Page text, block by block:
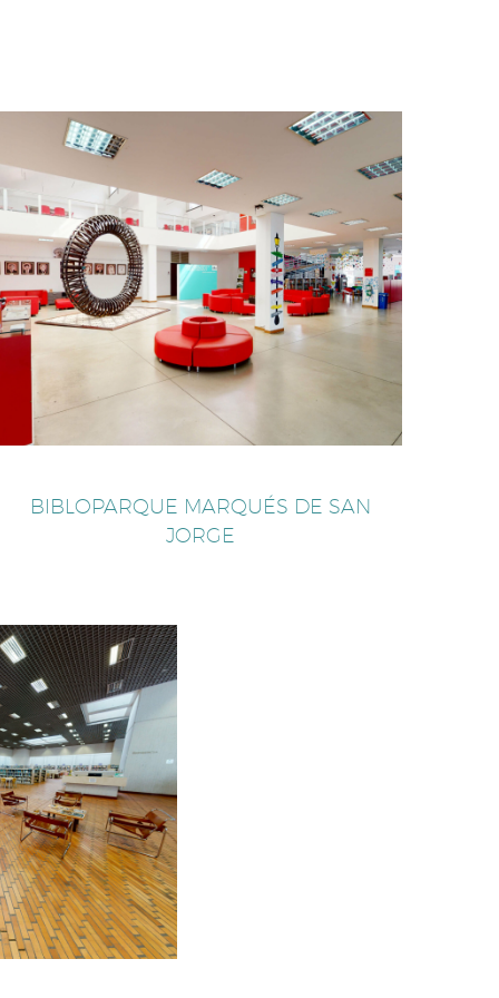
BIBLOPARQUE MARQUÉS DE SAN
JORGE